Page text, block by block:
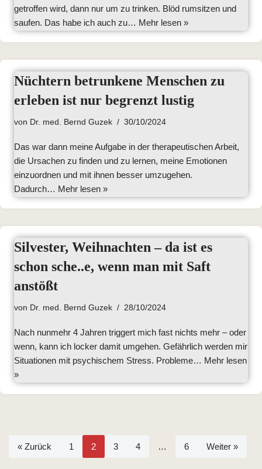
getroffen wird, dann nur um zu trinken. Blöd rumsitzen und
saufen. Das habe ich auch zu… Mehr lesen »
Nüchtern betrunkene Menschen zu
erleben ist nur begrenzt lustig
von Dr. med. Bernd Guzek 30/10/2024
Das war dann meine Aufgabe in der therapeutischen Arbeit,
die Ursachen zu finden und zu lernen, meine Emotionen
einzuordnen und mit ihnen besser umzugehen.
Dadurch… Mehr lesen »
Silvester, Weihnachten – da ist es
schon sche..e, wenn man mit Saft
anstößt
von Dr. med. Bernd Guzek 28/10/2024
Nach nunmehr 4 Jahren triggert mich fast nichts mehr – oder
wenn, kann ich locker damit umgehen. Gefährlich werden mir
Situationen mit psychischem Stress. Probleme… Mehr lesen
»
« Zurück 1 2 3 4 … 6 Weiter »